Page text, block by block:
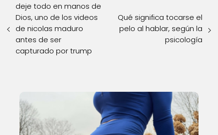
deje todo en manos de
Dios, uno de los videos
de nicolas maduro
antes de ser
capturado por trump
Qué significa tocarse el
pelo al hablar, según la
psicología